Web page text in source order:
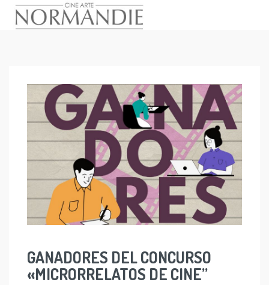
GANADORES DEL CONCURSO
«MICRORRELATOS DE CINE”